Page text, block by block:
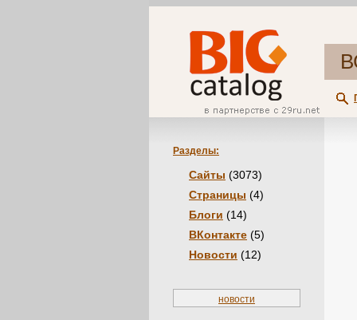
Разделы:
Сайты (3073)
Страницы (4)
Блоги (14)
ВКонтакте (5)
Новости (12)
новости